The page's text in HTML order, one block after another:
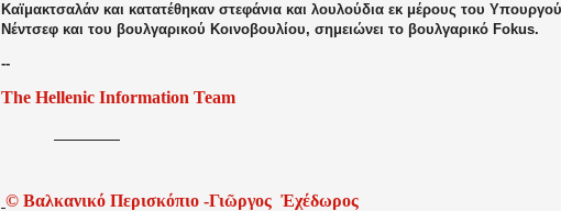
Καϊμακτσαλάν και κατατέθηκαν στεφάνια και λουλούδια εκ μέρους του
Νέντσεφ και του βουλγαρικού Κοινοβουλίου, σημειώνει το βουλγαρικό Fokus.
--
The Hellenic Information Team
© Βαλκανικό Περισκόπιο -Γιῶργος Ἐχέδωρος